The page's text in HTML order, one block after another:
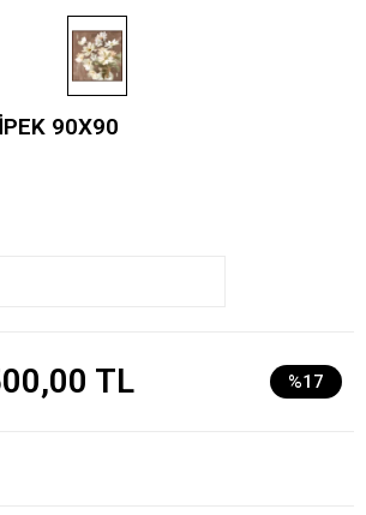
90X90
TL %17